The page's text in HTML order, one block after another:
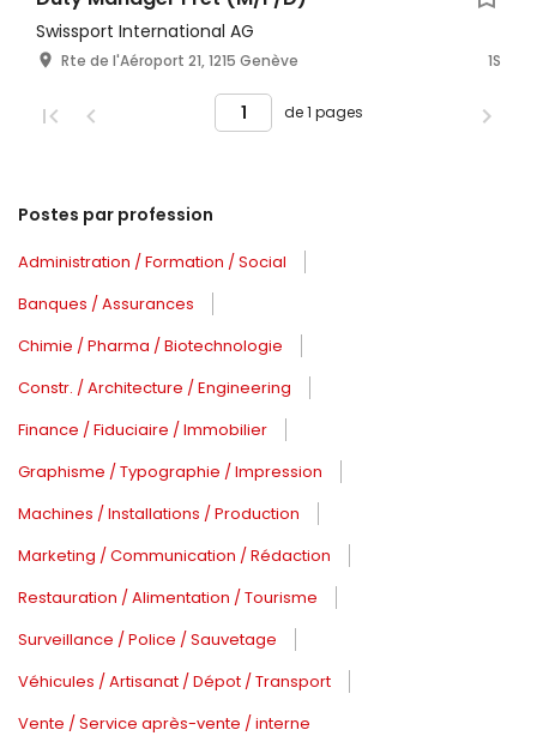
Swissport International AG
Rte de l'Aéroport 21, 1215 Genève 1S
de 1 pages
Postes par profession
Administration / Formation / Social
Banques / Assurances
Chimie / Pharma / Biotechnologie
Constr. / Architecture / Engineering
Finance / Fiduciaire / Immobilier
Graphisme / Typographie / Impression
Machines / Installations / Production
Marketing / Communication / Rédaction
Restauration / Alimentation / Tourisme
Surveillance / Police / Sauvetage
Véhicules / Artisanat / Dépot / Transport
Vente / Service après-vente / interne